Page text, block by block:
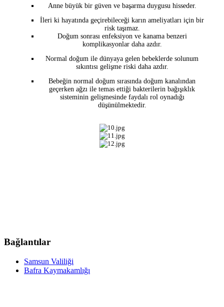
Anne büyük bir güven ve başarma duygusu hisseder.
İleri ki hayatında geçirebileceği karın ameliyatları için bir
risk taşımaz.
Doğum sonrası enfeksiyon ve kanama benzeri
komplikasyonlar daha azdır.
Normal doğum ile dünyaya gelen bebeklerde solunum
sıkıntısı gelişme riski daha azdır.
Bebeğin normal doğum sırasında doğum kanalından
geçerken ağzı ile temas ettiği bakterilerin bağışıklık
sisteminin gelişmesinde faydalı rol oynadığı
düşünülmektedir.
Bağlantılar
Samsun Valiliği
Bafra Kaymakamlığı